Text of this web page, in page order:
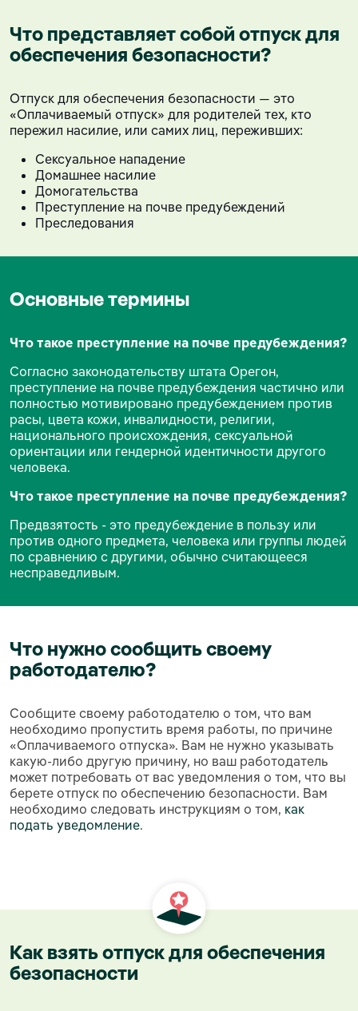
Что представляет собой отпуск для
обеспечения безопасности?
Отпуск для обеспечения безопасности — это
«Оплачиваемый отпуск» для родителей тех, кто
пережил насилие, или самих лиц, переживших:
Сексуальное нападение
Домашнее насилие
Домогательства
Преступление на почве предубеждений
Преследования
Основные термины
Что такое преступление на почве предубеждения?
Согласно законодательству штата Орегон,
преступление на почве предубеждения частично или
полностью мотивировано предубеждением против
расы, цвета кожи, инвалидности, религии,
национального происхождения, сексуальной
ориентации или гендерной идентичности другого
человека.
Что такое преступление на почве предубеждения?
Предвзятость - это предубеждение в пользу или
против одного предмета, человека или группы людей
по сравнению с другими, обычно считающееся
несправедливым.
Что нужно сообщить своему
работодателю?
Сообщите своему работодателю о том, что вам
необходимо пропустить время работы, по причине
«Оплачиваемого отпуска». Вам не нужно указывать
какую-либо другую причину, но ваш работодатель
может потребовать от вас уведомления о том, что вы
берете отпуск по обеспечению безопасности. Вам
необходимо следовать инструкциям о том, как
подать уведомление.
Как взять отпуск для обеспечения
безопасности